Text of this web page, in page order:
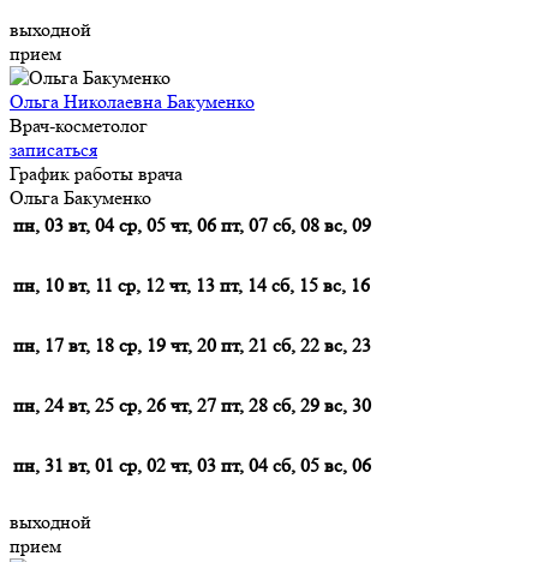
выходной
прием
Ольга Николаевна Бакуменко
Врач-косметолог
записаться
График работы врача
Ольга Бакуменко
пн, 03 вт, 04 ср, 05 чт, 06 пт, 07 сб, 08 вс, 09
пн, 10 вт, 11 ср, 12 чт, 13 пт, 14 сб, 15 вс, 16
пн, 17 вт, 18 ср, 19 чт, 20 пт, 21 сб, 22 вс, 23
пн, 24 вт, 25 ср, 26 чт, 27 пт, 28 сб, 29 вс, 30
пн, 31 вт, 01 ср, 02 чт, 03 пт, 04 сб, 05 вс, 06
выходной
прием